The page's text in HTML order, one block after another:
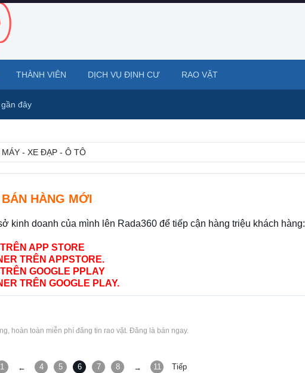
MÁY - XE ĐẠP - Ô TÔ
HÀNG MỚI
kinh doanh của mình lên Rada360 để tiếp cận hàng triệu khách hàng:
APP STORE
TRÊN APPSTORE.
GOOGLE PPLAY
TRÊN GOOGLE PLAY.
hoàn toàn miễn phí đăng tin rao vặt. Đăng là bán ngay.
1 ← 4 5 6 7 8 → 11 Tiếp
đây
THÀNH VIÊN DỊCH VỤ ĐỊNH CƯ RAO VẶT